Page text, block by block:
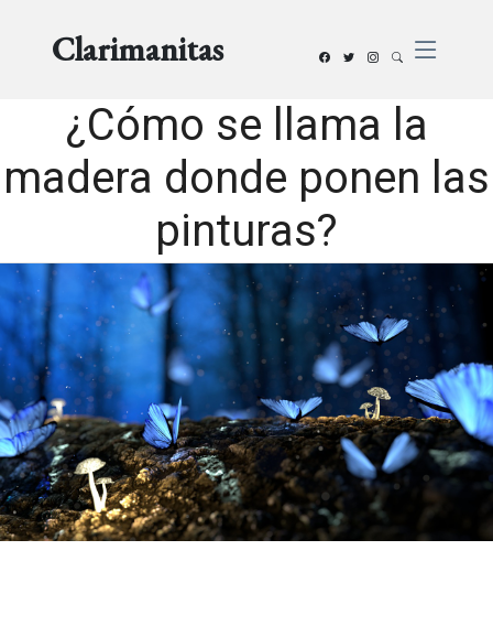
Clarimanitas
¿Cómo se llama la
madera donde ponen las
pinturas?